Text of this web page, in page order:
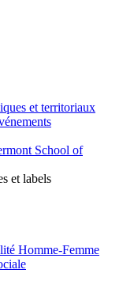
et territoriaux
School of
et labels
Homme-Femme